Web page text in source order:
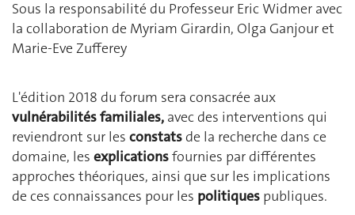
Sous la responsabilité du Professeur Eric Widmer avec
la collaboration de Myriam Girardin, Olga Ganjour et
Marie-Eve Zufferey
L'édition 2018 du forum sera consacrée aux
vulnérabilités familiales, avec des interventions qui
reviendront sur les constats de la recherche dans ce
domaine, les explicationsfournies par différentes
approches théoriques, ainsi que sur les implications
de ces connaissances pour les politiques publiques.